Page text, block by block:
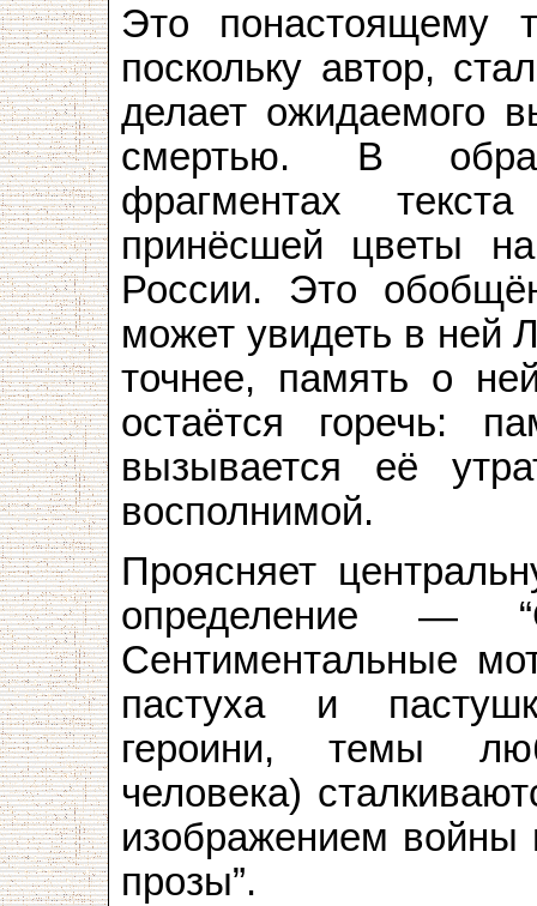
Это понастоящему
поскольку автор,
делает ожидаемого
смертью. В
фрагментах
принёсшей цветы
России. Это
может увидеть в
точнее, память о
остаётся горечь:
вызывается её
восполнимой.
Проясняет
определение —
Сентиментальные
пастуха и
героини, темы
человека)
изображением войны
прозы”.